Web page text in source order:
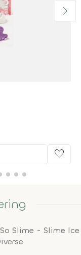
favorite
Slime - Slime Ice